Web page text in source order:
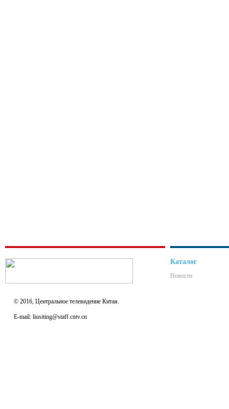
© 2016, Центральное телевидение Китая.
E-mail: liusiting@staff.cntv.cn
Каталог
Новости